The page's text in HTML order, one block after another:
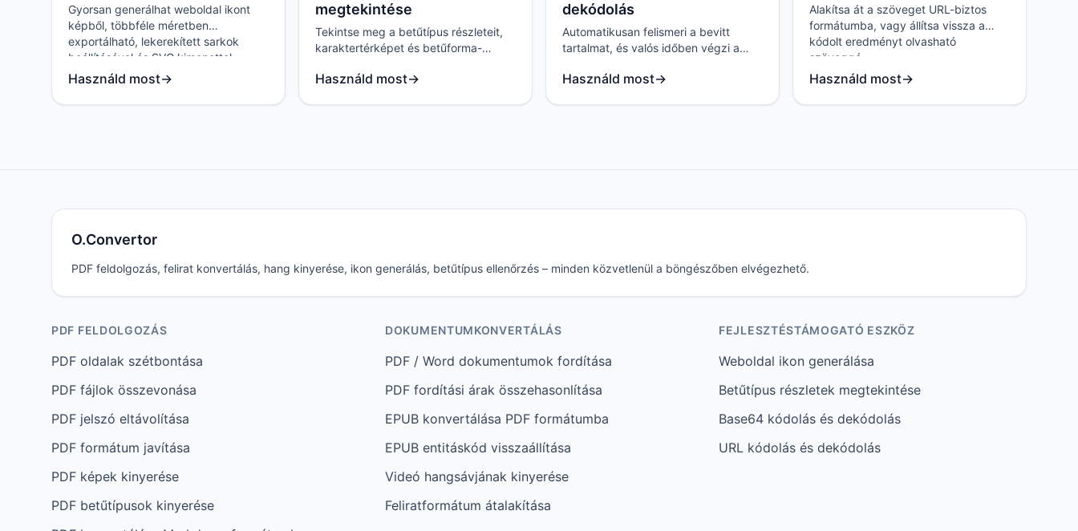
Gyorsan generálhat weboldal ikont
képből, többféle méretben
exportálható, lekerekített sarkok
beállításával és SVG kimenettel.
Használd most→
megtekintése
Tekintse meg a betűtípus részleteit,
karaktertérképet és betűforma-
módosítás utáni letöltést.
Használd most→
dekódolás
Automatikusan felismeri a bevitt
tartalmat, és valós időben végzi a
Használd most→
Alakítsa át a szöveget URL-biztos
formátumba, vagy állítsa vissza a
kódolt eredményt olvasható
szöveggé.
Használd most→
O.Convertor
PDF feldolgozás, felirat konvertálás, hang kinyerése, ikon generálás, betűtípus ellenőrzés – minden közvetlenül a böngészőben elvégezhető.
PDF FELDOLGOZÁS
PDF oldalak szétbontása
PDF fájlok összevonása
PDF jelszó eltávolítása
PDF formátum javítása
PDF képek kinyerése
PDF betűtípusok kinyerése
DOKUMENTUMKONVERTÁLÁS
PDF / Word dokumentumok fordítása
PDF fordítási árak összehasonlítása
EPUB konvertálása PDF formátumba
EPUB entitáskód visszaállítása
Videó hangsávjának kinyerése
Feliratformátum átalakítása
FEJLESZTÉSTÁMOGATÓ ESZKÖZ
Weboldal ikon generálása
Betűtípus részletek megtekintése
Base64 kódolás és dekódolás
URL kódolás és dekódolás